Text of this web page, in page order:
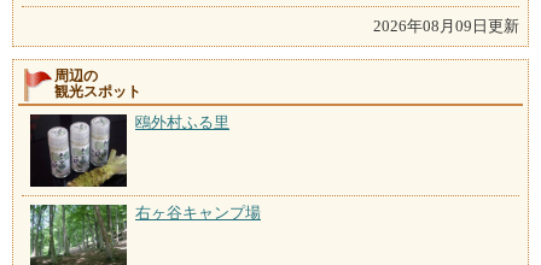
2026年08月09日更新
周辺の
観光スポット
鴎外村ふる里
右ヶ谷キャンプ場